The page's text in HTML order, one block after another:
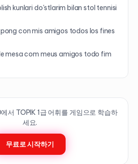
kunlari do'stlarim bilan stol tennisi
con mis amigos todos los fines
mesa com meus amigos todo fim
서 TOPIK 1급 어휘를 게임으로 학습하
세요.
무료로 시작하기